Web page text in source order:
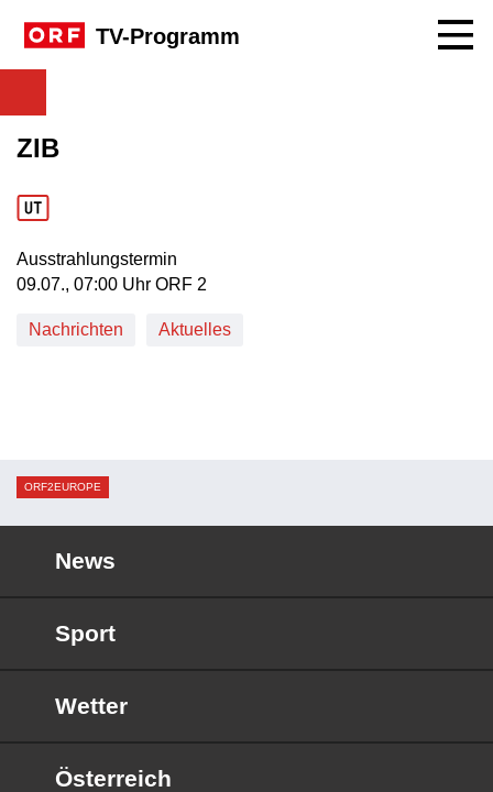
TV-Programm
ZIB
Ausstrahlungstermin
09. Juli, 07:00 Uhr in ORF 2
09.07., 07:00 Uhr ORF 2
Nachrichten Aktuelles
ORF2EUROPE
News
Sport
Wetter
Österreich